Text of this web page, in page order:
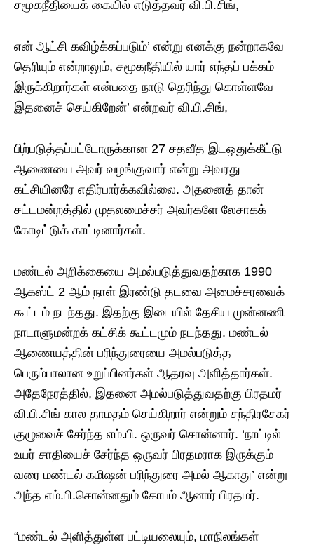
சமூகநீதியைக் கையில் எடுத்தவர் வி.பி.சிங்,
என் ஆட்சி கவிழ்க்கப்படும்’ என்று எனக்கு நன்றாகவே
தெரியும் என்றாலும், சமூகநீதியில் யார் எந்தப் பக்கம்
இருக்கிறார்கள் என்பதை நாடு தெரிந்து கொள்ளவே
இதனைச் செய்கிறேன்’ என்றவர் வி.பி.சிங்,
பிற்படுத்தப்பட்டோருக்கான 27 சதவீத இடஒதுக்கீட்டு
ஆணையை அவர் வழங்குவார் என்று அவரது
கட்சியினரே எதிர்பார்க்கவில்லை. அதனைத் தான்
சட்டமன்றத்தில் முதலமைச்சர் அவர்களே லேசாகக்
கோடிட்டுக் காட்டினார்கள்.
மண்டல் அறிக்கையை அமல்படுத்துவதற்காக 1990
ஆகஸ்ட் 2 ஆம் நாள் இரண்டு தடவை அமைச்சரவைக்
கூட்டம் நடந்தது. இதற்கு இடையில் தேசிய முன்னணி
நாடாளுமன்றக் கட்சிக் கூட்டமும் நடந்தது. மண்டல்
ஆணையத்தின் பரிந்துரையை அமல்படுத்த
பெரும்பாலான உறுப்பினர்கள் ஆதரவு அளித்தார்கள்.
அதேநேரத்தில், இதனை அமல்படுத்துவதற்கு பிரதமர்
வி.பி.சிங் கால தாமதம் செய்கிறார் என்றும் சந்திரசேகர்
குழுவைச் சேர்ந்த எம்.பி. ஒருவர் சொன்னார். ‘நாட்டில்
உயர் சாதியைச் சேர்ந்த ஒருவர் பிரதமராக இருக்கும்
வரை மண்டல் கமிஷன் பரிந்துரை அமல் ஆகாது’ என்று
அந்த எம்.பி.சொன்னதும் கோபம் ஆனார் பிரதமர்.
“மண்டல் அளித்துள்ள பட்டியலையும், மாநிலங்கள்